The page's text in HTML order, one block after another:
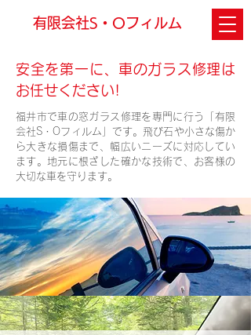
有限会社S・Oフィルム
安全を第一に、車のガラス修理は
お任せください!
福井市で車の窓ガラス修理を専門に行う「有限
会社S・Oフィルム」です。飛び石や小さな傷か
ら大きな損傷まで、幅広いニーズに対応してい
ます。地元に根ざした確かな技術で、お客様の
大切な車を守ります。